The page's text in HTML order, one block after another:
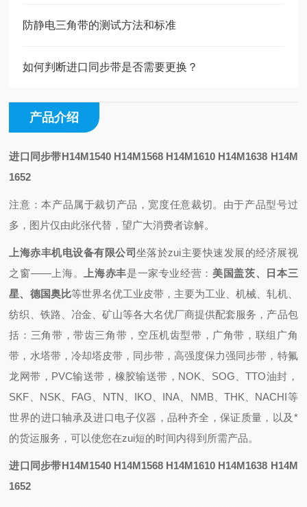
防静电三角带的测试方法和标准
如何判断进口同步带是否需要更换？
产品介绍
进口同步带H14M1540 H14M1568 H14M1610 H14M1638 H14M
1652
注意：本产品属于裁切产品，宽度任意裁切。由于产品型号过
多，图片仅由此张代替，望广大消费者谅解。
上海赤丰机电设备有限公司坐落於zui主要快速发展的经济展视
之 窗——上海。 上海赤丰是一家专业经营 ： 美国盖茨、日本三
星、德国奥比等世界名优工业皮带，主要为工业、机械、轧机、
纺织、铁路、冶金、矿山等各大名优厂商提供配套服务， 产品包
括： 三角带，带齿三角带，空压机齿型带，广角带，联组广角
带，水塔带，冷却塔皮带，同步带，高强度保力强同步带，特氟
龙网带，PVC输送带，橡胶输送带 ， NOK、SOG、TTO油封 ，
SKF、NSK、FAG、NTN、IKO、INA、NMB、THK、NACHI等
世界的进口轴承及进口电子仪器，品种齐全，保证质量， 以及 *
的货运服务，可以使您在zui短的时间内得到所需产品。
进口同步带H14M1540 H14M1568 H14M1610 H14M1638 H14M
1652